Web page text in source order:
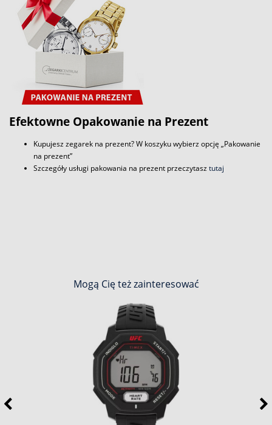
Efektowne Opakowanie na Prezent
Kupujesz zegarek na prezent? W koszyku wybierz opcję „Pakowanie
na prezent”
Szczegóły usługi pakowania na prezent przeczytasztutaj
Mogą Cię też zainteresować